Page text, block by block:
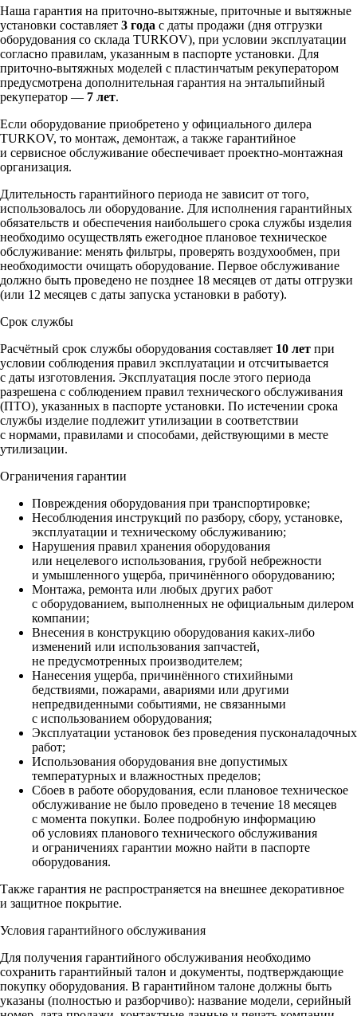
Наша гарантия на приточно-вытяжные, приточные и вытяжные
установки составляет 3 года с даты продажи (дня отгрузки
оборудования со склада TURKOV), при условии эксплуатации
согласно правилам, указанным в паспорте установки. Для
приточно-вытяжных моделей с пластинчатым рекуператором
предусмотрена дополнительная гарантия на энтальпийный
рекуператор — 7 лет.
Если оборудование приобретено у официального дилера
TURKOV, то монтаж, демонтаж, а также гарантийное
и сервисное обслуживание обеспечивает проектно-монтажная
организация.
Длительность гарантийного периода не зависит от того,
использовалось ли оборудование. Для исполнения гарантийных
обязательств и обеспечения наибольшего срока службы изделия
необходимо осуществлять ежегодное плановое техническое
обслуживание: менять фильтры, проверять воздухообмен, при
необходимости очищать оборудование. Первое обслуживание
должно быть проведено не позднее 18 месяцев от даты отгрузки
(или 12 месяцев с даты запуска установки в работу).
Срок службы
Расчётный срок службы оборудования составляет 10 лет при
условии соблюдения правил эксплуатации и отсчитывается
с даты изготовления. Эксплуатация после этого периода
разрешена с соблюдением правил технического обслуживания
(ПТО), указанных в паспорте установки. По истечении срока
службы изделие подлежит утилизации в соответствии
с нормами, правилами и способами, действующими в месте
утилизации.
Ограничения гарантии
Повреждения оборудования при транспортировке;
Несоблюдения инструкций по разбору, сбору, установке,
эксплуатации и техническому обслуживанию;
Нарушения правил хранения оборудования
или нецелевого использования, грубой небрежности
и умышленного ущерба, причинённого оборудованию;
Монтажа, ремонта или любых других работ
с оборудованием, выполненных не официальным дилером
компании;
Внесения в конструкцию оборудования каких‑либо
изменений или использования запчастей,
не предусмотренных производителем;
Нанесения ущерба, причинённого стихийными
бедствиями, пожарами, авариями или другими
непредвиденными событиями, не связанными
с использованием оборудования;
Эксплуатации установок без проведения пусконаладочных
работ;
Использования оборудования вне допустимых
температурных и влажностных пределов;
Сбоев в работе оборудования, если плановое техническое
обслуживание не было проведено в течение 18 месяцев
с момента покупки. Более подробную информацию
об условиях планового технического обслуживания
и ограничениях гарантии можно найти в паспорте
оборудования.
Также гарантия не распространяется на внешнее декоративное
и защитное покрытие.
Условия гарантийного обслуживания
Для получения гарантийного обслуживания необходимо
сохранить гарантийный талон и документы, подтверждающие
покупку оборудования. В гарантийном талоне должны быть
указаны (полностью и разборчиво): название модели, серийный